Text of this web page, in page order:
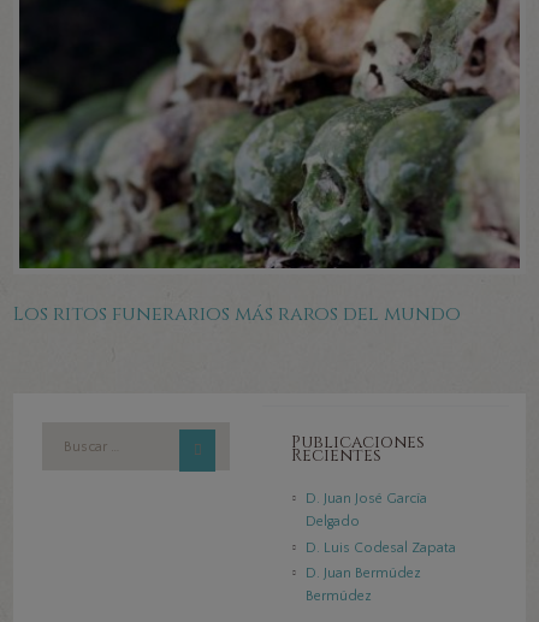
Los ritos funerarios más raros del mundo
Publicaciones
Recientes
D. Juan José García
Delgado
D. Luis Codesal Zapata
D. Juan Bermúdez
Bermúdez